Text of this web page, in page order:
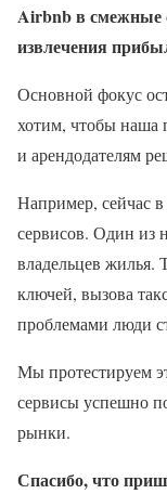
Airbnb в смежные
извлечения
Основной фокус
хотим, чтобы наша
и арендодателям
Например, сейчас
сервисов. Один из
владельцев жилья.
ключей, вызова
проблемами люди
Мы протестируем
сервисы успешно
рынки.
Спасибо, что